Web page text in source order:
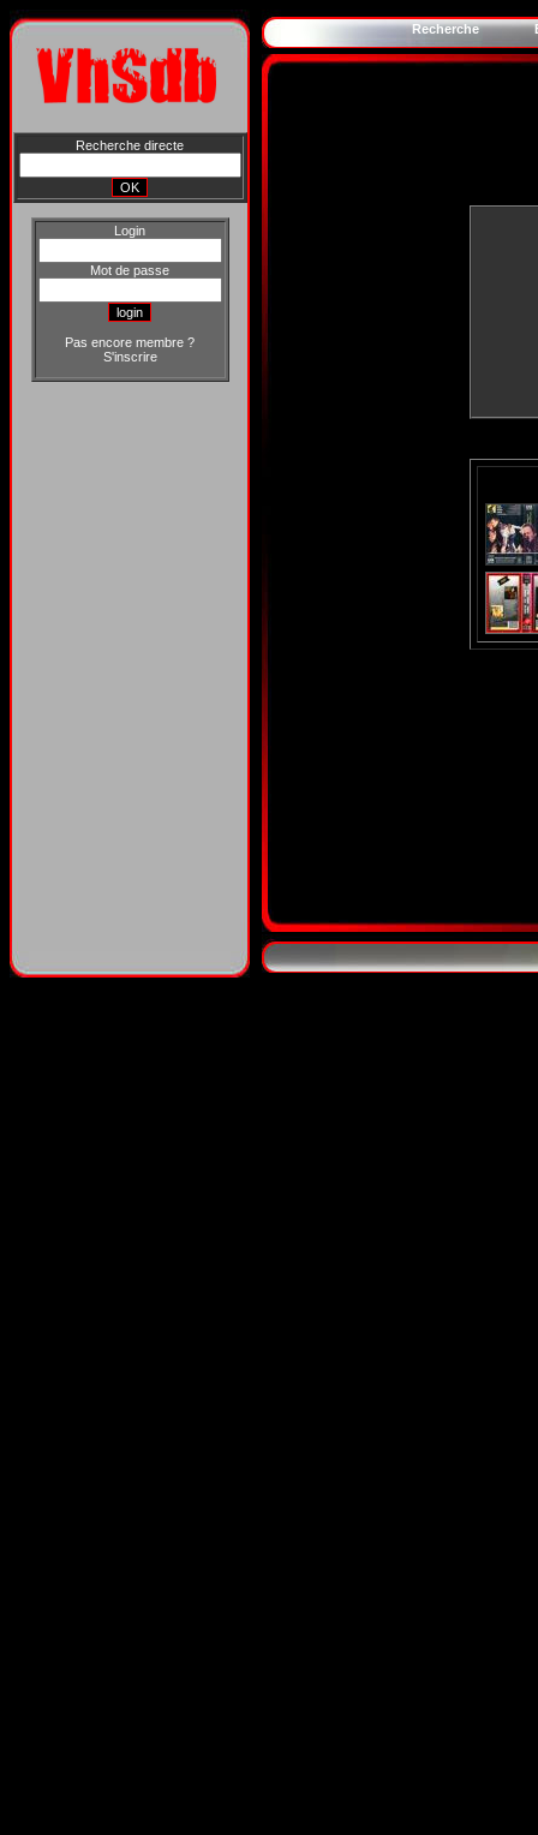
Recherche directe
Login
Mot de passe
Pas encore membre ?
S'inscrire
Recherche